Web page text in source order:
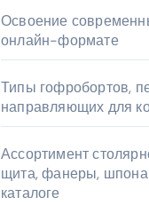
Освоение
онлайн-формате
Типы гофробортов,
направляющих для
Ассортимент
щита, фанеры, шпона
каталоге